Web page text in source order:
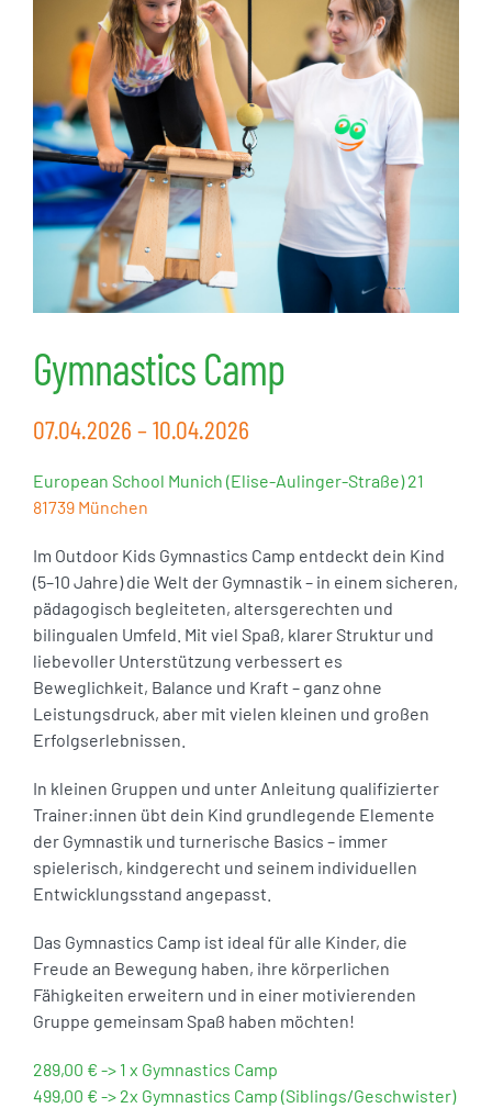
Gymnastics Camp
07.04.2026 – 10.04.2026
European School Munich (Elise-Aulinger-Straße) 21
81739 München
Im Outdoor Kids Gymnastics Camp entdeckt dein Kind
(5–10 Jahre) die Welt der Gymnastik – in einem sicheren,
pädagogisch begleiteten, altersgerechten und
bilingualen Umfeld. Mit viel Spaß, klarer Struktur und
liebevoller Unterstützung verbessert es
Beweglichkeit, Balance und Kraft – ganz ohne
Leistungsdruck, aber mit vielen kleinen und großen
Erfolgserlebnissen.
In kleinen Gruppen und unter Anleitung qualifizierter
Trainer:innen übt dein Kind grundlegende Elemente
der Gymnastik und turnerische Basics – immer
spielerisch, kindgerecht und seinem individuellen
Entwicklungsstand angepasst.
Das Gymnastics Camp ist ideal für alle Kinder, die
Freude an Bewegung haben, ihre körperlichen
Fähigkeiten erweitern und in einer motivierenden
Gruppe gemeinsam Spaß haben möchten!
289,00 € -> 1 x Gymnastics Camp
499,00 € -> 2x Gymnastics Camp (Siblings/Geschwister)